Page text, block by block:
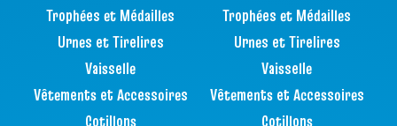
Trophées et Médailles
Urnes et Tirelires
Vaisselle
Vêtements et Accessoires
Cotillons
Trophées et Médailles
Urnes et Tirelires
Vaisselle
Vêtements et Accessoires
Cotillons